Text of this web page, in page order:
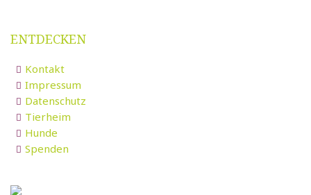
ENTDECKEN
Kontakt
Impressum
Datenschutz
Tierheim
Hunde
Spenden